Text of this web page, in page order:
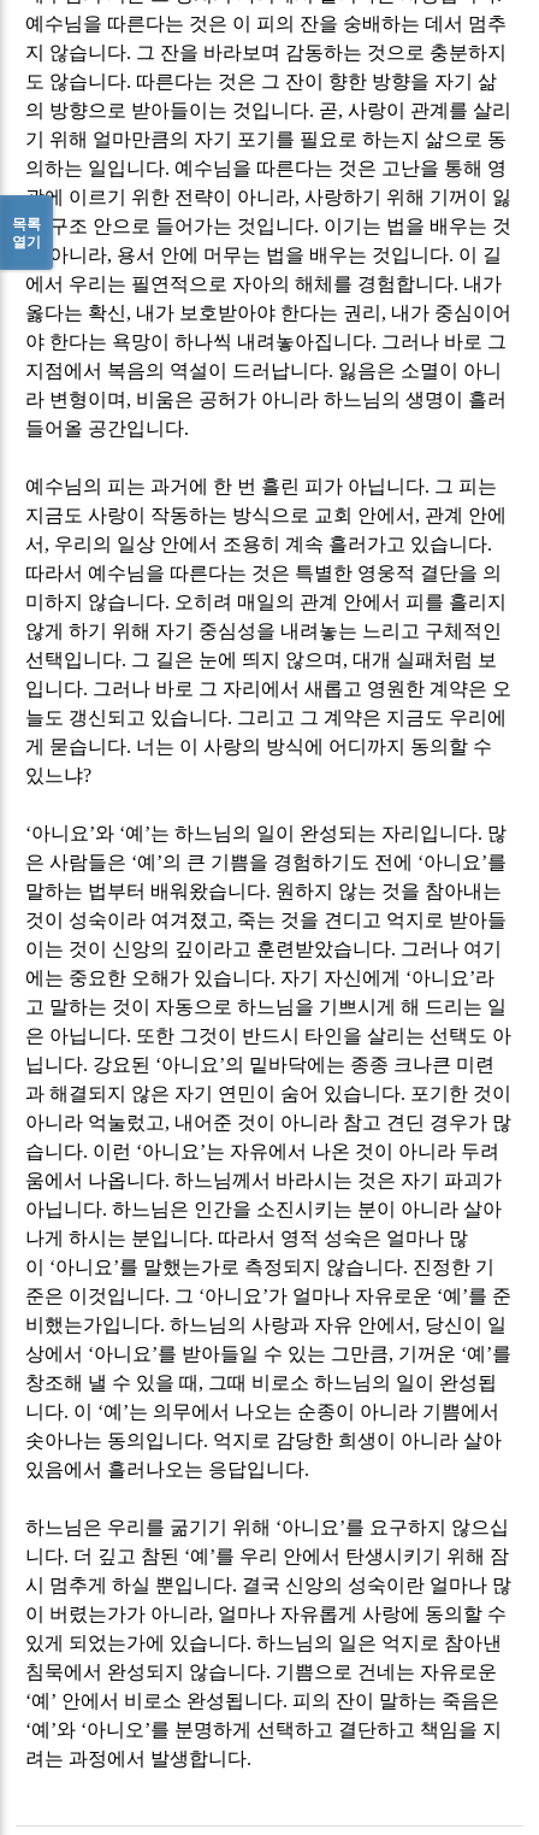
예수님을 따른다는 것은 이 피의 잔을 숭배하는 데서 멈추
지 않습니다. 그 잔을 바라보며 감동하는 것으로 충분하지
도 않습니다. 따른다는 것은 그 잔이 향한 방향을 자기 삶
의 방향으로 받아들이는 것입니다. 곧,사랑이 관계를 살리
기 위해 얼마만큼의 자기 포기를 필요로 하는지 삶으로 동
의하는 일입니다. 예수님을 따른다는 것은 고난을 통해 영
광에 이르기 위한 전략이 아니라,사랑하기 위해 기꺼이 잃
는 구조 안으로 들어가는 것입니다. 이기는 법을 배우는 것
이 아니라, 용서 안에 머무는 법을 배우는 것입니다. 이 길
에서 우리는 필연적으로 자아의 해체를 경험합니다. 내가
옳다는 확신, 내가 보호받아야 한다는 권리 , 내가 중심이어
야 한다는 욕망이 하나씩 내려놓아집니다. 그러나 바로 그
지점에서 복음의 역설이 드러납니다. 잃음은 소멸이 아니
라 변형이며 , 비움은 공허가 아니라 하느님의 생명이 흘러
들어올 공간입니다.
예수님의 피는 과거에 한 번 흘린 피가 아닙니다. 그 피는
지금도 사랑이 작동하는 방식으로 교회 안에서 , 관계 안에
서 , 우리의 일상 안에서 조용히 계속 흘러가고 있습니다.
따라서 예수님을 따른다는 것은 특별한 영웅적 결단을 의
미하지 않습니다. 오히려 매일의 관계 안에서 피를 흘리지
않게 하기 위해 자기 중심성을 내려놓는 느리고 구체적인
선택입니다. 그 길은 눈에 띄지 않으며 ,대개 실패처럼 보
입니다. 그러나 바로 그 자리에서 새롭고 영원한 계약은 오
늘도 갱신되고 있습니다. 그리고 그 계약은 지금도 우리에
게 묻습니다. 너는 이 사랑의 방식에 어디까지 동의할 수
있느냐?
‘아니요’와 ‘예 ’는 하느님의 일이 완성되는 자리입니다. 많
은 사람들은 ‘예 ’의 큰 기쁨을 경험하기도 전에 ‘아니요’를
말하는 법부터 배워왔습니다. 원하지 않는 것을 참아내는
것이 성숙이라 여겨졌고, 죽는 것을 견디고 억지로 받아들
이는 것이 신앙의 깊이라고 훈련받았습니다. 그러나 여기
에는 중요한 오해가 있습니다. 자기 자신에게 ‘아니요’라
고 말하는 것이 자동으로 하느님을 기쁘시게 해 드리는 일
은 아닙니다. 또한 그것이 반드시 타인을 살리는 선택도 아
닙니다. 강요된 ‘아니요’의 밑바닥에는 종종 크나큰 미련
과 해결되지 않은 자기 연민이 숨어 있습니다. 포기한 것이
아니라 억눌렀고, 내어준 것이 아니라 참고 견딘 경우가 많
습니다. 이런 ‘아니요’는 자유에서 나온 것이 아니라 두려
움에서 나옵니다.하느님께서 바라시는 것은 자기 파괴가
아닙니다.하느님은 인간을 소진시키는 분이 아니라 살아
나게 하시는 분입니다. 따라서 영적 성숙은 얼마나 많
이 ‘아니요’를 말했는가로 측정되지 않습니다. 진정한 기
준은 이것입니다. 그 ‘아니요’가 얼마나 자유로운 ‘예 ’를 준
비했는가입니다.하느님의 사랑과 자유 안에서 , 당신이 일
상에서 ‘아니요’를 받아들일 수 있는 그만큼, 기꺼운 ‘예 ’를
창조해 낼 수 있을 때 , 그때 비로소 하느님의 일이 완성됩
니다. 이 ‘예 ’는 의무에서 나오는 순종이 아니라 기쁨에서
솟아나는 동의입니다. 억지로 감당한 희생이 아니라 살아
있음에서 흘러나오는 응답입니다.
하느님은 우리를 굶기기 위해 ‘아니요’를 요구하지 않으십
니다. 더 깊고 참된 ‘예 ’를 우리 안에서 탄생시키기 위해 잠
시 멈추게 하실 뿐입니다. 결국 신앙의 성숙이란 얼마나 많
이 버렸는가가 아니라, 얼마나 자유롭게 사랑에 동의할 수
있게 되었는가에 있습니다.하느님의 일은 억지로 참아낸
침묵에서 완성되지 않습니다. 기쁨으로 건네는 자유로운
‘예 ’ 안에서 비로소 완성됩니다. 피의 잔이 말하는 죽음은
‘예 ’와 ‘아니오’를 분명하게 선택하고 결단하고 책임을 지
려는 과정에서 발생합니다.
목록
열기